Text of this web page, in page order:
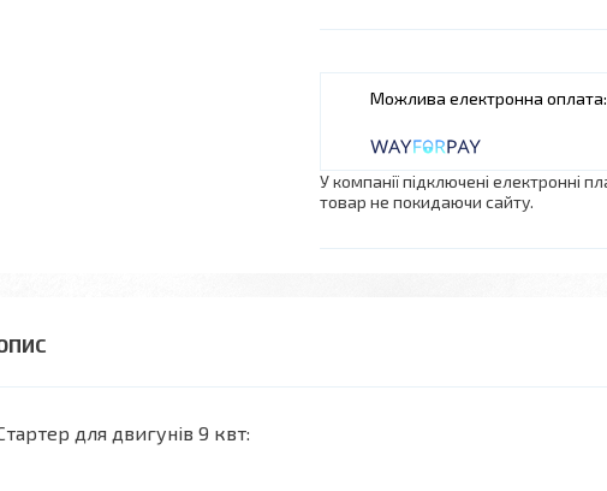
У компанії підключені електронні
товар не покидаючи сайту.
для двигунів 9 квт: